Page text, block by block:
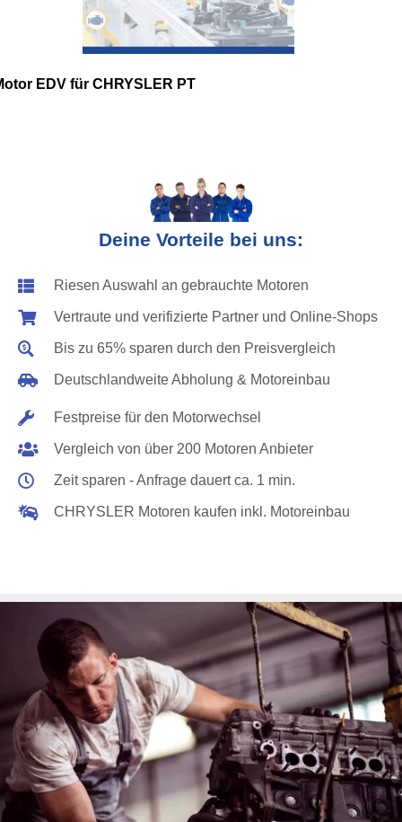
EDV für CHRYSLER PT
Deine Vorteile bei uns:
Riesen Auswahl an gebrauchte Motoren
Vertraute und verifizierte Partner und Online-Shops
Bis zu 65% sparen durch den Preisvergleich
Deutschlandweite Abholung & Motoreinbau
Festpreise für den Motorwechsel
Vergleich von über 200 Motoren Anbieter
Zeit sparen - Anfrage dauert ca. 1 min.
CHRYSLER Motoren kaufen inkl. Motoreinbau